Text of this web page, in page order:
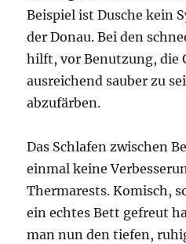
Beispiel ist Dusche kein
der Donau. Bei den
hilft, vor Benutzung, die
ausreichend sauber zu
abzufärben.
Das Schlafen zwischen
einmal keine
Thermarests. Komisch,
ein echtes Bett gefreut
man nun den tiefen,